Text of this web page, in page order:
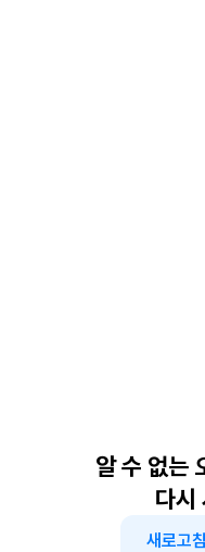
알 수 없는
다시
새로고침